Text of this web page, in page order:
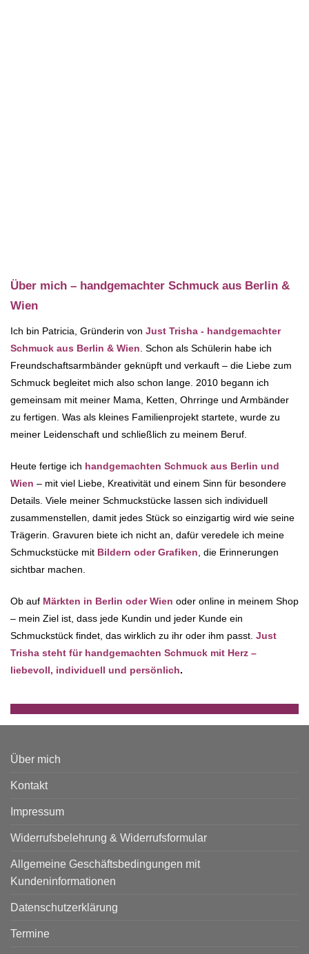
Über mich – handgemachter Schmuck aus Berlin &
Wien
Ich bin Patricia, Gründerin von Just Trisha - handgemachter
Schmuck aus Berlin & Wien. Schon als Schülerin habe ich
Freundschaftsarmbänder geknüpft und verkauft – die Liebe zum
Schmuck begleitet mich also schon lange. 2010 begann ich
gemeinsam mit meiner Mama, Ketten, Ohrringe und Armbänder
zu fertigen. Was als kleines Familienprojekt startete, wurde zu
meiner Leidenschaft und schließlich zu meinem Beruf.
Heute fertige ich handgemachten Schmuck aus Berlin und
Wien – mit viel Liebe, Kreativität und einem Sinn für besondere
Details. Viele meiner Schmuckstücke lassen sich individuell
zusammenstellen, damit jedes Stück so einzigartig wird wie seine
Trägerin. Gravuren biete ich nicht an, dafür veredele ich meine
Schmuckstücke mit Bildern oder Grafiken , die Erinnerungen
sichtbar machen.
Ob auf Märkten in Berlin oder Wien oder online in meinem Shop
– mein Ziel ist, dass jede Kundin und jeder Kunde ein
Schmuckstück findet, das wirklich zu ihr oder ihm passt. Just
Trisha steht für handgemachten Schmuck mit Herz –
liebevoll, individuell und persönlich.
Über mich
Kontakt
Impressum
Widerrufsbelehrung & Widerrufsformular
Allgemeine Geschäftsbedingungen mit
Kundeninformationen
Datenschutzerklärung
Termine